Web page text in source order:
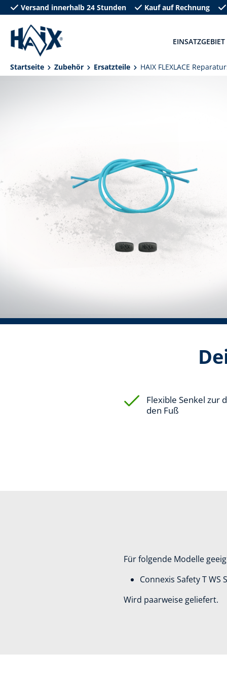
Zur Hauptnavigation springen
Versand innerhalb 24 Stunden Kauf auf Rechnung
EINSATZGEBIET
Startseite Zubehör Ersatzteile HAIX FLEXLACE
Flexible Senkel zur
den Fuß
Für folgende Modelle
Connexis Safety T WS
Wird paarweise geliefert.